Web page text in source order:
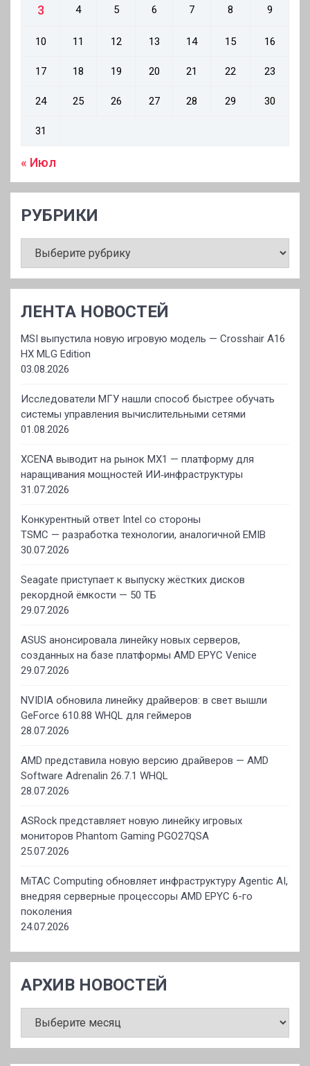
3 4 5 6 7 8 9
10 11 12 13 14 15 16
17 18 19 20 21 22 23
24 25 26 27 28 29 30
31
« Июл
РУБРИКИ
ЛЕНТА НОВОСТЕЙ
MSI выпустила новую игровую модель — Crosshair A16
HX MLG Edition
03.08.2026
Исследователи МГУ нашли способ быстрее обучать
системы управления вычислительными сетями
01.08.2026
XCENA выводит на рынок MX1 — платформу для
наращивания мощностей ИИ‑инфраструктуры
31.07.2026
Конкурентный ответ Intel со стороны
TSMC — разработка технологии, аналогичной EMIB
30.07.2026
Seagate приступает к выпуску жёстких дисков
рекордной ёмкости — 50 ТБ
29.07.2026
ASUS анонсировала линейку новых серверов,
созданных на базе платформы AMD EPYC Venice
29.07.2026
NVIDIA обновила линейку драйверов: в свет вышли
GeForce 610.88 WHQL для геймеров
28.07.2026
AMD представила новую версию драйверов — AMD
Software Adrenalin 26.7.1 WHQL
28.07.2026
ASRock представляет новую линейку игровых
мониторов Phantom Gaming PGO27QSA
25.07.2026
MiTAC Computing обновляет инфраструктуру Agentic AI,
внедряя серверные процессоры AMD EPYC 6-го
поколения
24.07.2026
АРХИВ НОВОСТЕЙ
НОВОСТЕЙ